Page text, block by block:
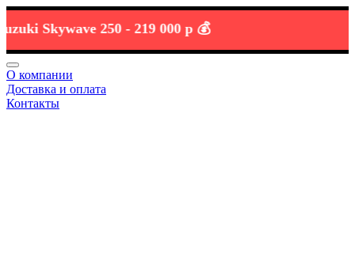
Skywave 250 -219 000 р 💰
О компании
Доставка и оплата
Контакты